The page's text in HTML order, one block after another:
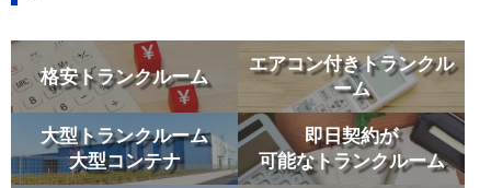
格安トランクルーム
エアコン付きトランクル
ーム
大型トランクルーム
大型コンテナ
即日契約が
可能なトランクルーム